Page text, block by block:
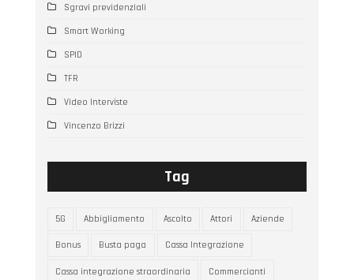
Sgravi previdenziali
Smart Working
SPID
TFR
Video Interviste
Vincenzo Brizzi
Tag
5G Abbigliamento Ascolto Attori Aziende
Bonus Busta paga Cassa Integrazione
Cassa integrazione straordinaria Commercianti